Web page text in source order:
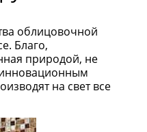
облицовочной
Благо,
природой, не
инновационным
на свет все